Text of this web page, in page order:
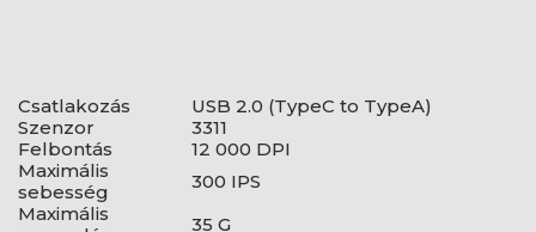
Csatlakozás
USB 2.0 (TypeC to TypeA)
Szenzor
3311
Felbontás
12 000 DPI
Maximális
sebesség
300 IPS
Maximális
35 G